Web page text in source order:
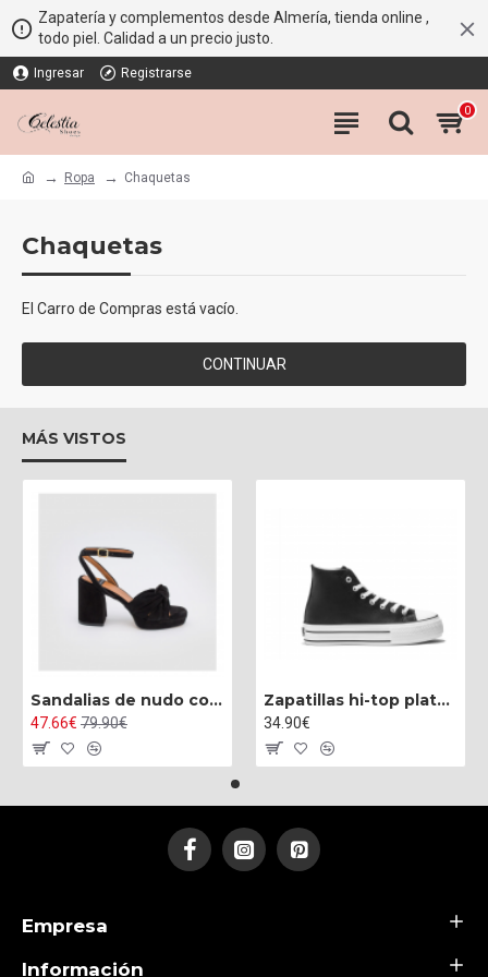
Zapatería y complementos desde Almería, tienda online ,
todo piel. Calidad a un precio justo.
Ingresar Registrarse
0
Ropa Chaquetas
Chaquetas
El Carro de Compras está vacío.
CONTINUAR
MÁS VISTOS
Sandalias de nudo con tacón alto ancho y plataforma
47.66€ 79.90€
Zapatillas hi-top plataforma napa negro
34.90€
Empresa
Información